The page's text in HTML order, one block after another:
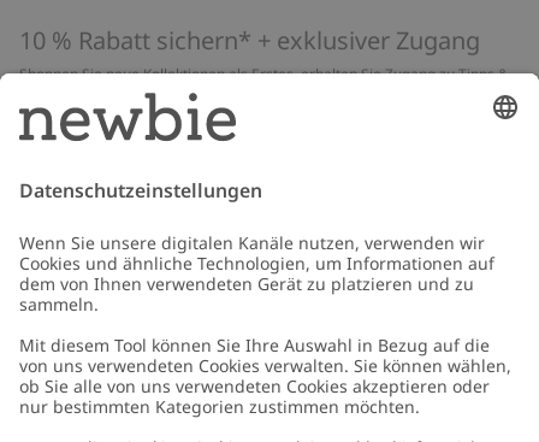
10 % Rabatt sichern* + exklusiver Zugang
Shoppen Sie neue Kollektionen als Erstes, erhalten Sie Zugang zu Tipps &
Guides und profitieren Sie von exklusiven Angeboten
*Gilt nur für deine erste Bestellung und ist nicht mit anderen Rabatten
oder Angeboten kombinierbar. Gilt nicht für limitierte Artikel. Lies unsere
Schicken